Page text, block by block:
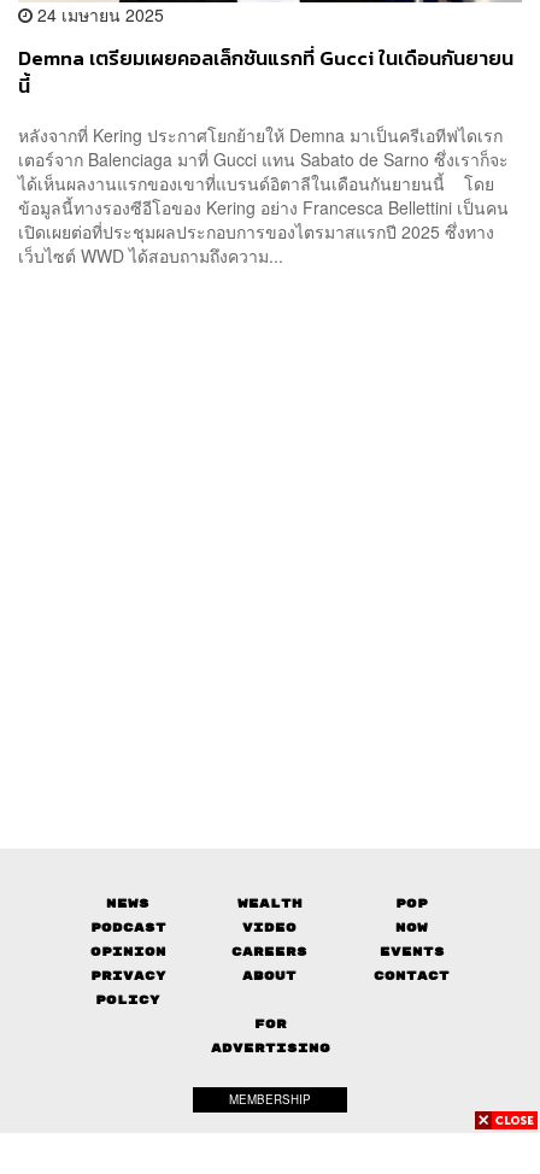
24 เมษายน 2025
Demna เตรียมเผยคอลเล็กชันแรกที่ Gucci ในเดือนกันยายน
นี้
หลังจากที่ Kering ประกาศโยกย้ายให้ Demna มาเป็นครีเอทีฟไดเรก
เตอร์จาก Balenciaga มาที่ Gucci แทน Sabato de Sarno ซึ่งเราก็จะ
ได้เห็นผลงานแรกของเขาที่แบรนด์อิตาลีในเดือนกันยายนนี้ โดย
ข้อมูลนี้ทางรองซีอีโอของ Kering อย่าง Francesca Bellettini เป็นคน
เปิดเผยต่อที่ประชุมผลประกอบการของไตรมาสแรกปี 2025 ซึ่งทาง
เว็บไซต์ WWD ได้สอบถามถึงความ...
News Wealth
Pop
Podcast
Video
Now
Opinion
Careers
Events
Privacy
Policy
About Contact
FOR
ADVERTISING
MEMBERSHIP